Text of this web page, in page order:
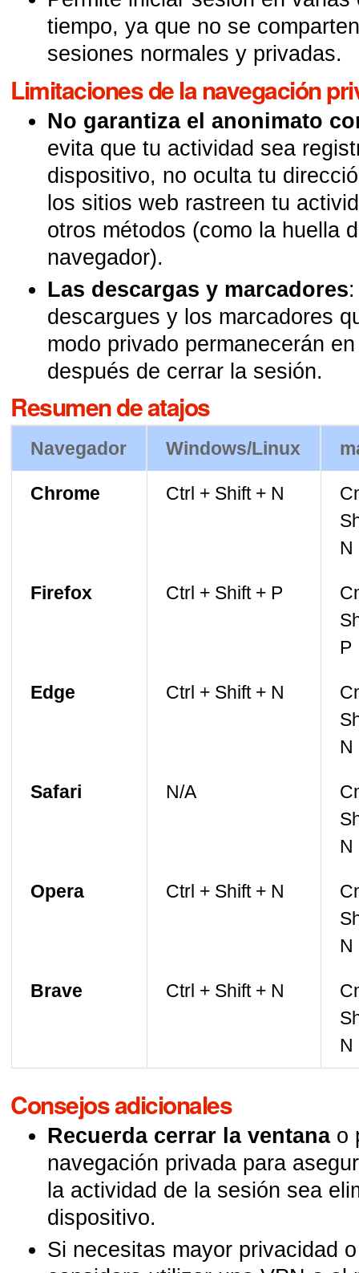
tiempo, ya que no se
sesiones normales y privadas.
Limitaciones de la navegación
No garantiza el anonimato
evita que tu actividad sea
dispositivo, no oculta tu
los sitios web rastreen tu
otros métodos (como la huella
navegador).
Las descargas y marcadores
descargues y los marcadores
modo privado permanecerán
después de cerrar la sesión.
Resumen de atajos
Navegador Windows/Linux
Chrome Ctrl + Shift + N
N
Firefox Ctrl + Shift + P
P
Edge Ctrl + Shift + N
N
Safari N/A
N
Opera Ctrl + Shift + N
N
Brave Ctrl + Shift + N
N
Consejos adicionales
Recuerda cerrar la ventanao
navegación privada para
la actividad de la sesión sea
dispositivo.
Si necesitas mayor privacidad